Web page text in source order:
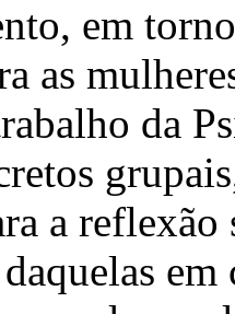
em
as
da
a